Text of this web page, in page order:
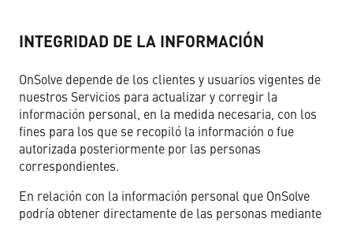
INTEGRIDAD DE LA INFORMACIÓN
OnSolve depende de los clientes y usuarios vigentes de
nuestros Servicios para actualizar y corregir la
información personal, en la medida necesaria, con los
fines para los que se recopiló la información o fue
autorizada posteriormente por las personas
correspondientes.
En relación con la información personal que OnSolve
podría obtener directamente de las personas mediante